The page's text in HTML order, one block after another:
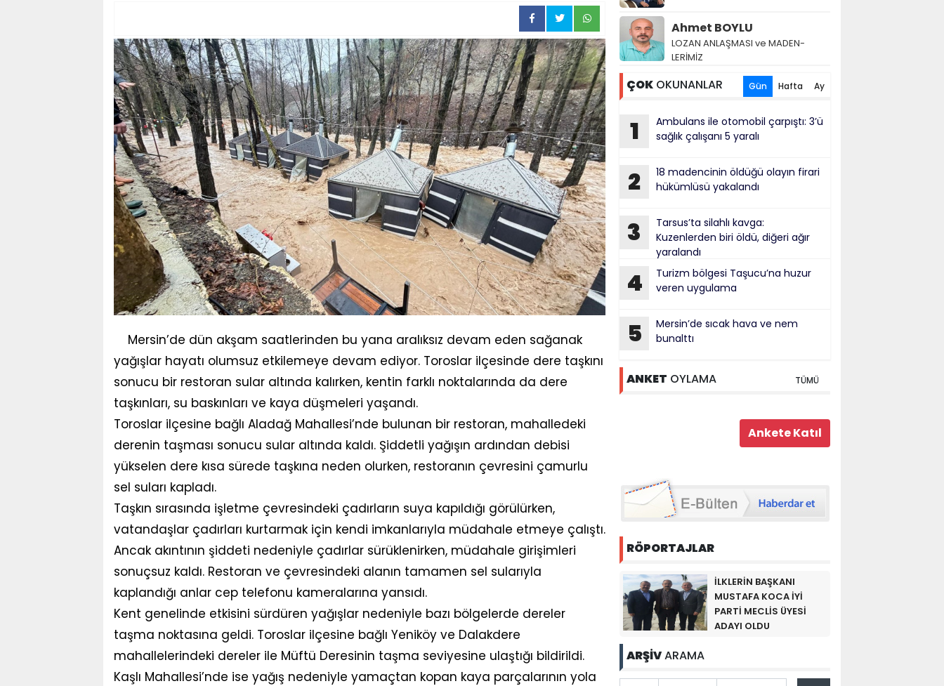
Mersin’de dün akşam saatlerinden bu yana aralıksız devam eden sağanak
yağışlar hayatı olumsuz etkilemeye devam ediyor. Toroslar ilçesinde dere taşkını
sonucu bir restoran sular altında kalırken, kentin farklı noktalarında da dere
taşkınları, su baskınları ve kaya düşmeleri yaşandı.
Toroslar ilçesine bağlı Aladağ Mahallesi’nde bulunan bir restoran, mahalledeki
derenin taşması sonucu sular altında kaldı. Şiddetli yağışın ardından debisi
yükselen dere kısa sürede taşkına neden olurken, restoranın çevresini çamurlu
sel suları kapladı.
Taşkın sırasında işletme çevresindeki çadırların suya kapıldığı görülürken,
vatandaşlar çadırları kurtarmak için kendi imkanlarıyla müdahale etmeye çalıştı.
Ancak akıntının şiddeti nedeniyle çadırlar sürüklenirken, müdahale girişimleri
sonuçsuz kaldı. Restoran ve çevresindeki alanın tamamen sel sularıyla
kaplandığı anlar cep telefonu kameralarına yansıdı.
Kent genelinde etkisini sürdüren yağışlar nedeniyle bazı bölgelerde dereler
taşma noktasına geldi. Toroslar ilçesine bağlı Yeniköy ve Dalakdere
mahallelerindeki dereler ile Müftü Deresinin taşma seviyesine ulaştığı bildirildi.
Kaşlı Mahallesi’nde ise yağış nedeniyle yamaçtan kopan kaya parçalarının yola
Ahmet BOYLU
LOZAN AN­LAŞ­MA­SI ve MA­DEN­
LERİMİZ
ÇOK OKUNANLAR Gün Hafta Ay
1
Ambulans ile otomobil çarpıştı: 3’ü
sağlık çalışanı 5 yaralı
2
18 madencinin öldüğü olayın firari
hükümlüsü yakalandı
3
Tarsus’ta silahlı kavga:
Kuzenlerden biri öldü, diğeri ağır
yaralandı
4
Turizm bölgesi Taşucu’na huzur
veren uygulama
5
Mersin’de sıcak hava ve nem
bunalttı
ANKET OYLAMA TÜMÜ
RÖPORTAJLAR
İLKLERİN BAŞKANI
MUSTAFA KOCA İYİ
PARTİ MECLİS ÜYESİ
ADAYI OLDU
ARŞİVARAMA